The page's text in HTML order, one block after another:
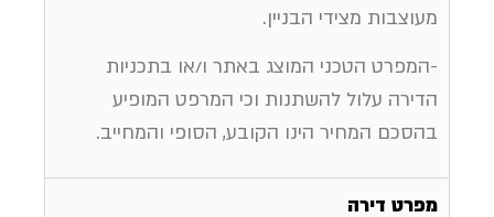
מעוצבות מצידי הבניין.
-המפרט הטכני המוצג באתר ו/או בתכניות
הדירה עלול להשתנות וכי המרפט המופיע
בהסכם המחיר הינו הקובע, הסופי והמחייב.
מפרט דירה